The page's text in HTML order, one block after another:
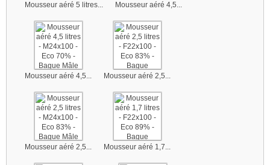
Mousseur aéré 5 litres... Mousseur aéré 4,5...
Mousseur aéré 4,5... Mousseur aéré 2,5...
Mousseur aéré 2,5... Mousseur aéré 1,7...